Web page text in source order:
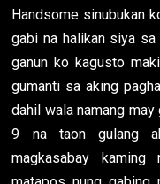
Handsome sinubukan
gabi na halikan siya
ganun ko kagusto
gumanti sa aking
dahil wala namang
9 na taon gulang
magkasabay